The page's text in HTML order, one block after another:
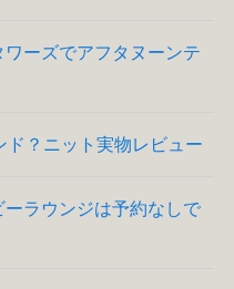
ーズでアフタヌーンテ
？ニット実物レビュー
ラウンジは予約なしで